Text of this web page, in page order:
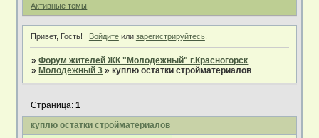
Активные темы
Привет, Гость! Войдитеили зарегистрируйтесь.
»Форум жителей ЖК "Молодежный" г.Красногорск
» Молодежный 3 »куплю остатки стройматериалов
куплю остатки стройматериалов
Страница:1